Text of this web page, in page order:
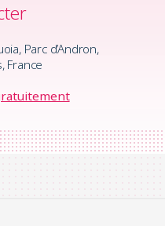
Parc d’Andron,
France